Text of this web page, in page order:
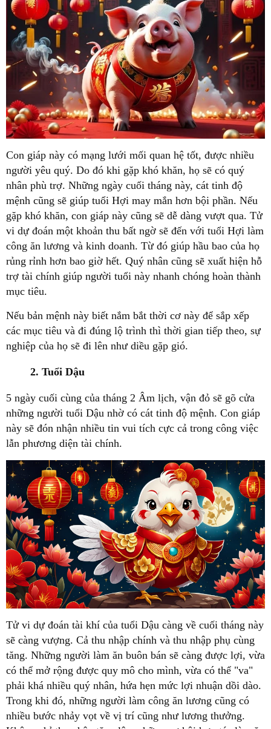
Con giáp này có mạng lưới mối quan hệ tốt, được nhiều
người yêu quý. Do đó khi gặp khó khăn, họ sẽ có quý
nhân phù trợ. Những ngày cuối tháng này, cát tinh độ
mệnh cũng sẽ giúp tuổi Hợi may mắn hơn bội phần. Nếu
gặp khó khăn, con giáp này cũng sẽ dễ dàng vượt qua. Tử
vi dự đoán một khoản thu bất ngờ sẽ đến với tuổi Hợi làm
công ăn lương và kinh doanh. Từ đó giúp hầu bao của họ
rủng rỉnh hơn bao giờ hết. Quý nhân cũng sẽ xuất hiện hỗ
trợ tài chính giúp người tuổi này nhanh chóng hoàn thành
mục tiêu.
Nếu bản mệnh này biết nắm bắt thời cơ này để sắp xếp
các mục tiêu và đi đúng lộ trình thì thời gian tiếp theo, sự
nghiệp của họ sẽ đi lên như diều gặp gió.
2. Tuổi Dậu
5 ngày cuối cùng của tháng 2 Âm lịch, vận đỏ sẽ gõ cửa
những người tuổi Dậu nhờ có cát tinh độ mệnh. Con giáp
này sẽ đón nhận nhiều tin vui tích cực cả trong công việc
lẫn phương diện tài chính.
Tử vi dự đoán tài khí của tuổi Dậu càng về cuối tháng này
sẽ càng vượng. Cả thu nhập chính và thu nhập phụ cùng
tăng. Những người làm ăn buôn bán sẽ càng được lợi, vừa
có thể mở rộng được quy mô cho mình, vừa có thể "va"
phải khá nhiều quý nhân, hứa hẹn mức lợi nhuận dồi dào.
Trong khi đó, những người làm công ăn lương cũng có
nhiều bước nhảy vọt về vị trí cũng như lương thưởng.